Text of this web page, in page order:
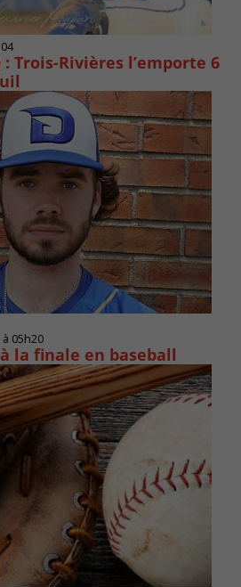
: Trois-Rivières l’emporte 6
05h20
la finale en baseball